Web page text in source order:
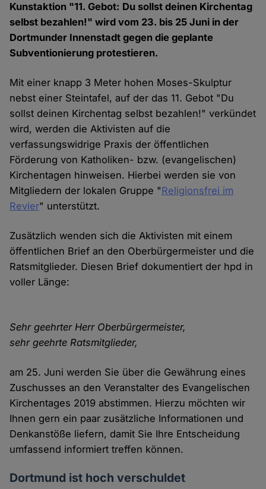
Kunstaktion "11. Gebot: Du sollst deinen Kirchentag
selbst bezahlen!" wird vom 23. bis 25 Juni in der
Dortmunder Innenstadt gegen die geplante
Subventionierung protestieren.
Mit einer knapp 3 Meter hohen Moses-Skulptur
nebst einer Steintafel, auf der das 11. Gebot "Du
sollst deinen Kirchentag selbst bezahlen!" verkündet
wird, werden die Aktivisten auf die
verfassungswidrige Praxis der öffentlichen
Förderung von Katholiken- bzw. (evangelischen)
Kirchentagen hinweisen. Hierbei werden sie von
Mitgliedern der lokalen Gruppe "Religionsfrei im
Revier" unterstützt.
Zusätzlich wenden sich die Aktivisten mit einem
öffentlichen Brief an den Oberbürgermeister und die
Ratsmitglieder. Diesen Brief dokumentiert der hpd in
voller Länge:
Sehr geehrter Herr Oberbürgermeister,
sehr geehrte Ratsmitglieder,
am 25. Juni werden Sie über die Gewährung eines
Zuschusses an den Veranstalter des Evangelischen
Kirchentages 2019 abstimmen. Hierzu möchten wir
Ihnen gern ein paar zusätzliche Informationen und
Denkanstöße liefern, damit Sie Ihre Entscheidung
umfassend informiert treffen können.
Dortmund ist hoch verschuldet